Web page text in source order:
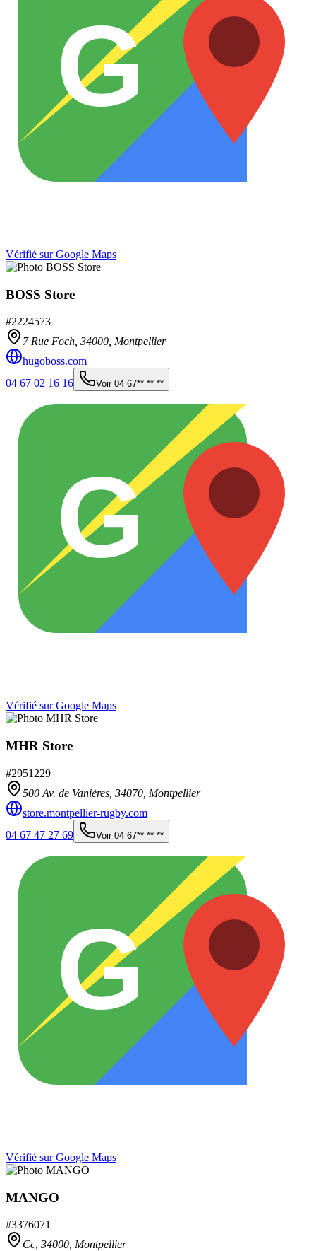
G
Vérifié sur Google Maps
BOSS Store
#2224573
7 Rue Foch, 34000 Montpellier
hugoboss.com
04 67 02 16 16
Voir 04 67** ** **
G
Vérifié sur Google Maps
MHR Store
#2951229
500 Av. de Vanières, 34070 Montpellier
store.montpellier-rugby.com
04 67 47 27 69
Voir 04 67** ** **
G
Vérifié sur Google Maps
MANGO
#3376071
Cc, 34000 Montpellier